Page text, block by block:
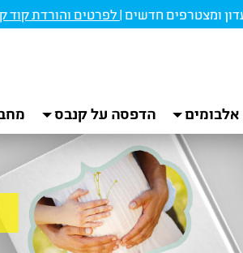
לפרטים והורדת קוד
אלבומים הדפסה על קנבס